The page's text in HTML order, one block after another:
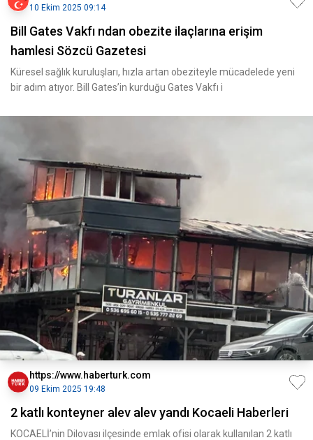
10 Ekim 2025 09:14
Bill Gates Vakfı ndan obezite ilaçlarına erişim
hamlesi Sözcü Gazetesi
Küresel sağlık kuruluşları, hızla artan obeziteyle mücadelede yeni
bir adım atıyor. Bill Gates’in kurduğu Gates Vakfı i
https://www.haberturk.com
09 Ekim 2025 19:48
2 katlı konteyner alev alev yandı Kocaeli Haberleri
KOCAELİ’nin Dilovası ilçesinde emlak ofisi olarak kullanılan 2 katlı